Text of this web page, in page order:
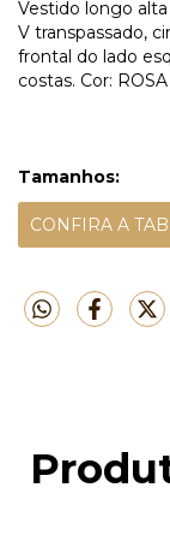
Vestido longo
V transpassado,
frontal do lado
costas. Cor:
Tamanhos:
CONFIRA A